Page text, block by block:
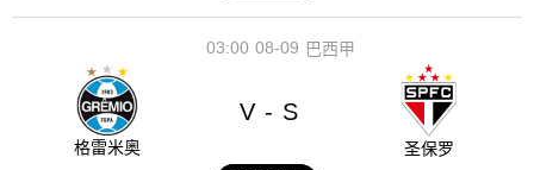
08-09
03:00 巴西甲
格雷米奥
V - S
圣保罗